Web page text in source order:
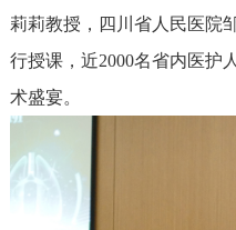
莉莉教授，四川省人民医院
行授课，近2000名省内医护
术盛宴。